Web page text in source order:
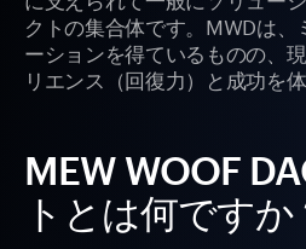
クトの集合体です。MWDは
ーションを得ているものの、
リエンス（回復力）と成功を
MEW WOOF
トとは何ですか